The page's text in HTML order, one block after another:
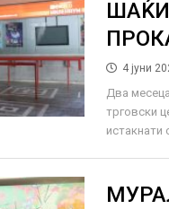
4 јуни
Два
трговски
истакнати